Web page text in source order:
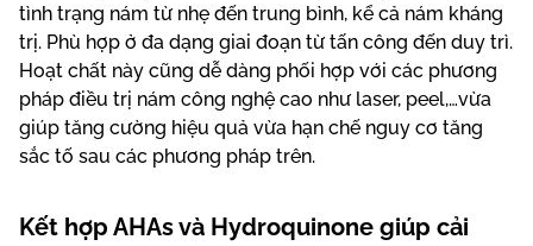
tình trạng nám từ nhẹ đến trung bình, kể cả nám kháng
trị. Phù hợp ở đa dạng giai đoạn từ tấn công đến duy trì.
Hoạt chất này cũng dễ dàng phối hợp với các phương
pháp điều trị nám công nghệ cao như laser, peel,…vừa
giúp tăng cường hiệu quả vừa hạn chế nguy cơ tăng
sắc tố sau các phương pháp trên.
Kết hợp AHAs và Hydroquinone giúp cải